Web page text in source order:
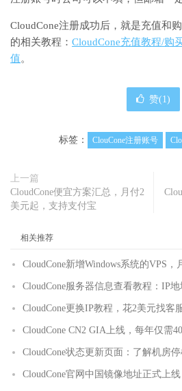
CloudCone注册成功后，就是充值和
的相关教程： CloudCone充值教程/购
值。
赞(1)
标签： ClouCone注册账号
上一篇
CloudCone便宜方案汇总，月付2
美元起，支持支付宝
相关推荐
CloudCone新增Windows系统的VPS，
CloudCone服务器信息查看教程：IP
CloudCone更换IP教程，花2美元找客
CloudCone CN2 GIA上线，每年仅需
CloudCone状态更新页面：了解机房
CloudCone官网中国镜像地址正式上线